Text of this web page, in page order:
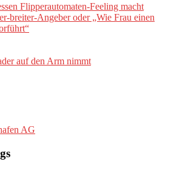
Flipperautomaten-Feeling macht
breiter-Angeber oder „Wie Frau einen
auf den Arm nimmt
AG